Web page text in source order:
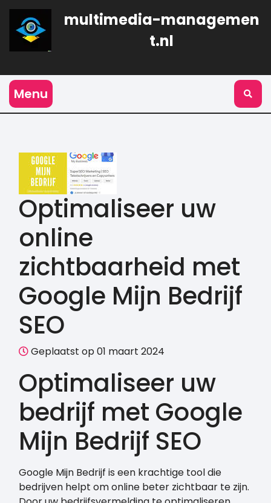
Naar
inhoud
gaan
multimedia-managemen
t.nl
Menu
Optimaliseer uw
online
zichtbaarheid met
Google Mijn Bedrijf
SEO
Geplaatst op 01 maart 2024
Optimaliseer uw
bedrijf met Google
Mijn Bedrijf SEO
Google Mijn Bedrijf is een krachtige tool die
bedrijven helpt om online beter zichtbaar te zijn.